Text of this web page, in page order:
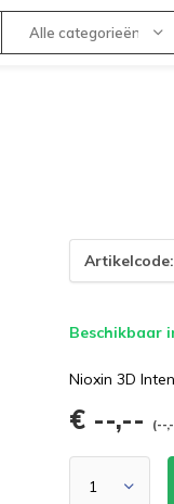
Alle categorieën
Artikelcode:
Beschikbaar
Nioxin 3D
€ --,-- (--